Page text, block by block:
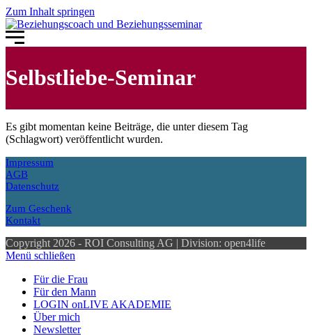
Zum Inhalt springen
Selbstliebe-Seminar
Es gibt momentan keine Beiträge, die unter diesem Tag
(Schlagwort) veröffentlicht wurden.
Impressum
AGB
Datenschutz
Zum Geschenk
Kontakt
Copyright 2026 - ROI Consulting AG | Division: open4life
Menü schließen
Für die Frau
Für den Mann
LOGIN onLIVE AKADEMIE
Über mich
Newsletter